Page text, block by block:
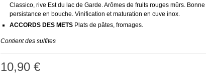
Classico, rive Est du lac de Garde. Arômes de fruits rouges mûrs. Bonne
persistance en bouche. Vinification et maturation en cuve inox.
ACCORDS DES METS Plats de pâtes, fromages.
Contient des sulfites
10,90 €